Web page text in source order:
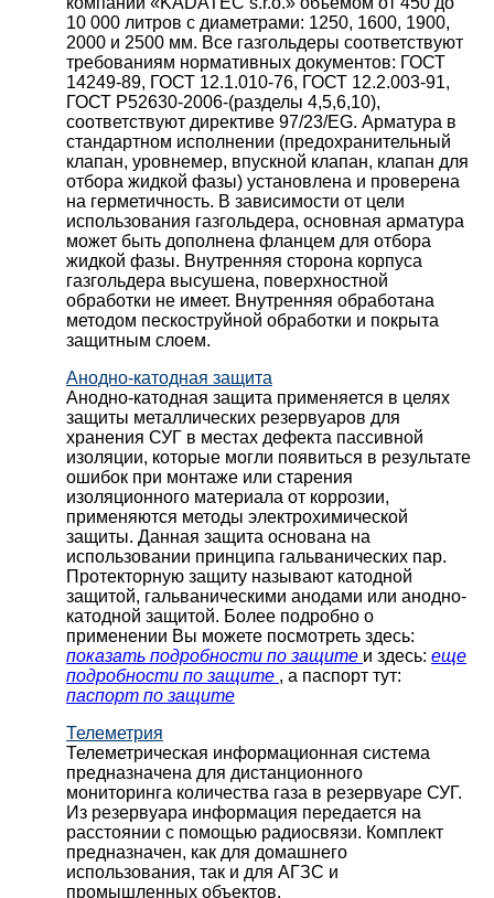
10 000 литров с диаметрами: 1250, 1600, 1900,
2000 и 2500 мм. Все газгольдеры соответствуют
требованиям нормативных документов: ГОСТ
14249-89, ГОСТ 12.1.010-76, ГОСТ 12.2.003-91,
ГОСТ Р52630-2006-(разделы 4,5,6,10),
соответствуют директиве 97/23/EG. Арматура в
стандартном исполнении (предохранительный
клапан, уровнемер, впускной клапан, клапан для
отбора жидкой фазы) установлена и проверена
на герметичность. В зависимости от цели
использования газгольдера, основная арматура
может быть дополнена фланцем для отбора
жидкой фазы. Внутренняя сторона корпуса
газгольдера высушена, поверхностной
обработки не имеет. Внутренняя обработана
методом пескоструйной обработки и покрыта
защитным слоем.
Анодно-катодная защита
Анодно-катодная защита применяется в целях
защиты металлических резервуаров для
хранения СУГ в местах дефекта пассивной
изоляции, которые могли появиться в результате
ошибок при монтаже или старения
изоляционного материала от коррозии,
применяются методы электрохимической
защиты. Данная защита основана на
использовании принципа гальванических пар.
Протекторную защиту называют катодной
защитой, гальваническими анодами или анодно-
катодной защитой. Более подробно о
применении Вы можете посмотреть здесь:
показать подробности по защите и здесь: еще
подробности по защите , а паспорт тут:
паспорт по защите
Телеметрия
Телеметрическая информационная система
предназначена для дистанционного
мониторинга количества газа в резервуаре СУГ.
Из резервуара информация передается на
расстоянии с помощью радиосвязи. Комплект
предназначен, как для домашнего
использования, так и для АГЗС и
промышленных объектов.